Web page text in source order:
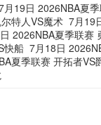
月19日 2026NBA夏
特人VS魔术 7月19
2026NBA夏季联赛
快船 7月18日
夏季联赛 开拓者VS